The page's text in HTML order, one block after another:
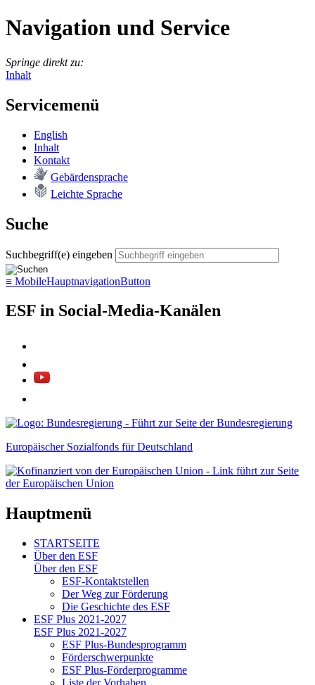
Navigation und Service
Springe direkt zu:
Inhalt
Servicemenü
English
In­halt
Kon­takt
Ge­bär­den­spra­che
Leich­te Spra­che
Suche
Suchbegriff(e) eingeben
≡ MobileHauptnavigationButton
ESF in Social-Media-Kanälen
Europäischer Sozialfonds für Deutschland
Hauptmenü
STARTSEITE
Über den ESF
Über den ESF
ESF-Kon­takt­stel­len
Der Weg zur För­de­rung
Die Ge­schich­te des ESF
ESF Plus 2021-2027
ESF Plus 2021-2027
ESF Plus-Bun­des­pro­gramm
För­der­schwer­punk­te
ESF Plus-För­der­pro­gram­me
Lis­te der Vor­ha­ben